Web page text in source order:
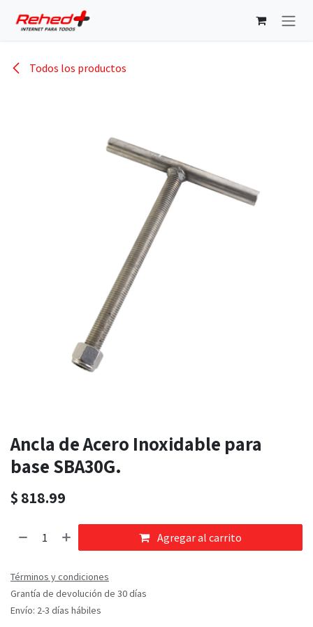
Todos los productos
Ancla de Acero Inoxidable para
base SBA30G.
$ 818.99
Agregar al carrito
Términos y condiciones
Grantía de devolución de 30 días
Envío: 2-3 días hábiles